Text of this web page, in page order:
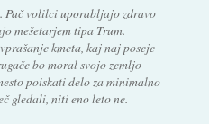
Pač volilci uporabljajo zdravo
mešetarjem tipa Trum.
kmeta, kaj naj poseje
bo moral svojo zemljo
poiskati delo za minimalno
gledali, niti eno leto ne.